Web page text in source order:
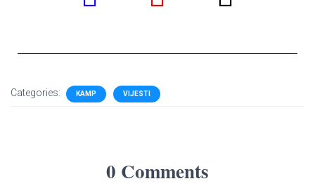
Categories: KAMP VIJESTI
0 Comments